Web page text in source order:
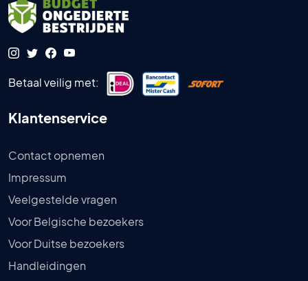
Betaal veilig met:
Klantenservice
Contact opnemen
Impressum
Veelgestelde vragen
Voor Belgische bezoekers
Voor Duitse bezoekers
Handleidingen